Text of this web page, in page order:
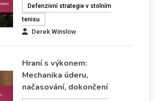
toho může správný follow-through výrazně
přesnost a sílu, což z něj činí…
Defenzivní strategie v stolním
tenisu
Derek Winslow
Hraní s výkonem:
Mechanika úderu,
načasování, dokončení